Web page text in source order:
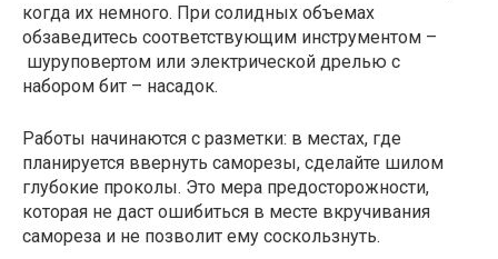
когда их немного. При солидных объемах
обзаведитесь соответствующим инструментом –
шуруповертом или электрической дрелью с
набором бит – насадок.
Работы начинаются с разметки: в местах, где
планируется ввернуть саморезы, сделайте шилом
глубокие проколы. Это мера предосторожности,
которая не даст ошибиться в месте вкручивания
самореза и не позволит ему соскользнуть.